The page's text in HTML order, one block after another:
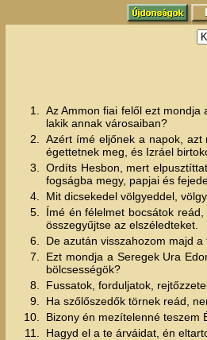
1.
Az Ammon fiai felől ezt
lakik annak városaiban?
2.
Azért ímé eljőnek a napok, azt
égettetnek meg, és Izráel
3.
Ordíts Hesbon, mert
fogságba megy, papjai és
4.
Mit dicsekedel völgyeddel,
5.
Ímé én félelmet bocsátok
összegyűjtse az elszéledteket.
6.
De azután visszahozom majd
7.
Ezt mondja a Seregek Ura
bölcsességök?
8.
Fussatok, forduljatok,
9.
Ha szőlőszedők törnek reád,
10.
Bizony én mezítelenné teszem
11.
Hagyd el a te árváidat, én